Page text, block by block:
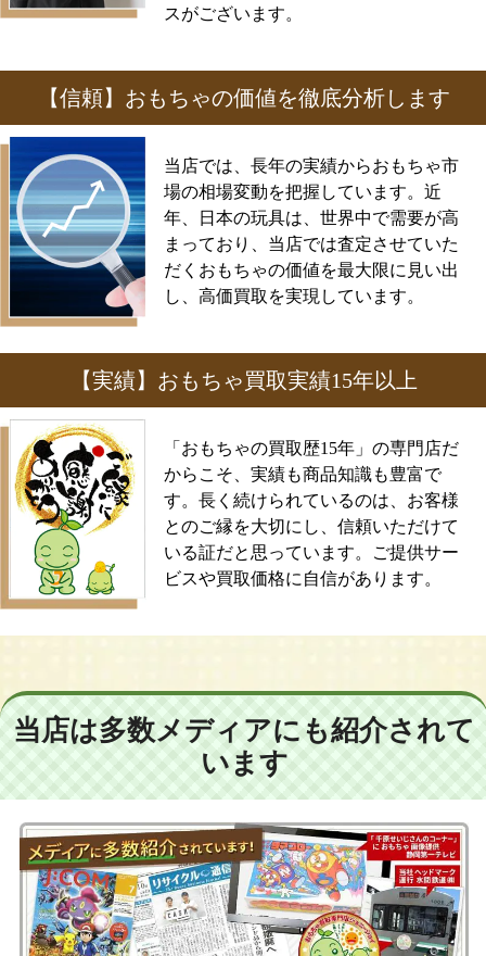
スがございます。
【信頼】おもちゃの価値を徹底分析します
当店では、長年の実績からおもちゃ市
場の相場変動を把握しています。近
年、日本の玩具は、世界中で需要が高
まっており、当店では査定させていた
だくおもちゃの価値を最大限に見い出
し、高価買取を実現しています。
【実績】おもちゃ買取実績15年以上
「おもちゃの買取歴15年」の専門店だ
からこそ、実績も商品知識も豊富で
す。長く続けられているのは、お客様
とのご縁を大切にし、信頼いただけて
いる証だと思っています。ご提供サー
ビスや買取価格に自信があります。
当店は多数メディアにも紹介されて
います